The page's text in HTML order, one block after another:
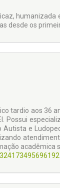
desde os
tardio aos 36
Possui
Autista e
acadêmica